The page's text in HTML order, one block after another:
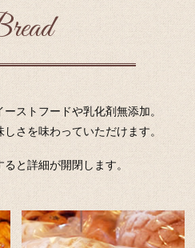
ストフードや乳化剤無添加。
さを味わっていただけます。
と詳細が開閉します。